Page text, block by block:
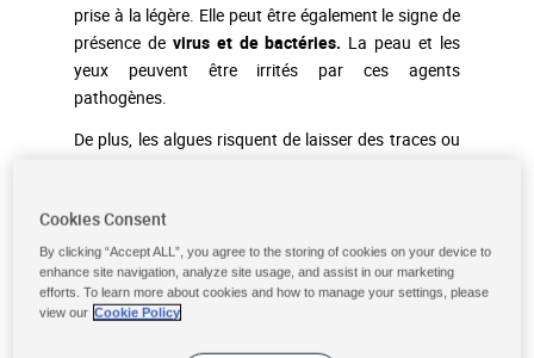
prise à la légère. Elle peut être également le signe de
présence de virus et de bactéries. La peau et les
yeux peuvent être irrités par ces agents
pathogènes.
De plus, les algues risquent de laisser des traces ou
filtration sont particulièrement sensibles aux algues.
Il n’est pas rare que les alguesaffectent leur
fonctionnement.
Cookies Consent
By clicking “Accept ALL”, you agree to the storing of cookies on your device to
enhance site navigation, analyze site usage, and assist in our marketing
efforts. To learn more about cookies and how to manage your settings, please
view our Cookie Policy